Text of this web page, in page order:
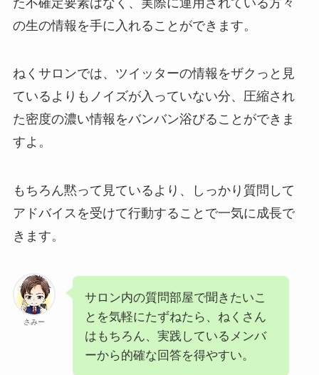
の生の情報を手に入れることができます。
ねくサロンでは、ツイッターの情報をザクっと見
ているよりもノイズが入っていない分、圧縮され
た密度の濃い情報をバンバン浴びることができま
すよ。
もちろん黙って見ているより、しっかり質問して
アドバイスを受けて行動することで一気に成長で
きます。
さみー
サロン内の質問部屋で聞きたいこ
とを気軽にたずねたら、ねくさん
はもちろん、実践しているメンバ
ーから的確な回答を得やすい。